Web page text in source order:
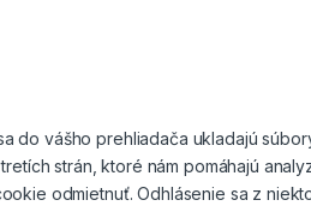
do vášho prehliadača ukladajú
strán, ktoré nám pomáhajú
odmietnuť. Odhlásenie sa z